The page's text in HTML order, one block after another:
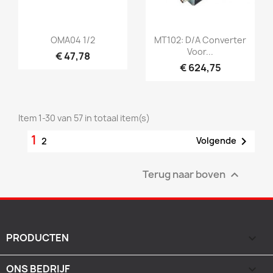
Snel bekijken
OMA04 1/2
€ 47,78
Snel bekijken
MT102: D/A Converter
Voor...
€ 624,75
Item 1-30 van 57 in totaal item(s)
1 2 Volgende 
Terug naar boven 
PRODUCTEN
ONS BEDRIJF